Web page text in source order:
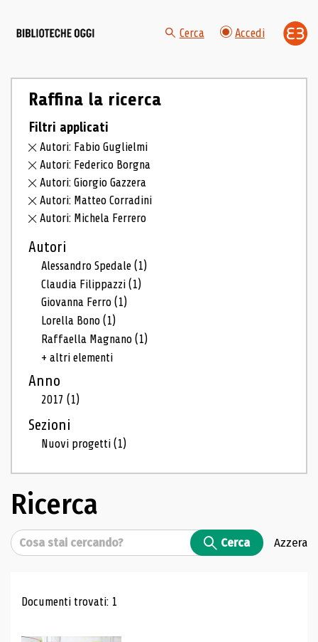
Cerca Accedi
Raffina la ricerca
Filtri applicati
Autori: Fabio Guglielmi
Autori: Federico Borgna
Autori: Giorgio Gazzera
Autori: Matteo Corradini
Autori: Michela Ferrero
Autori
Alessandro Spedale(1)
Claudia Filippazzi(1)
Giovanna Ferro(1)
Lorella Bono(1)
Raffaella Magnano(1)
+ altri elementi
Anno
2017(1)
Sezioni
Nuovi progetti(1)
Ricerca
Cerca Cerca Azzera
Risultati di ricerca
Documenti trovati: 1